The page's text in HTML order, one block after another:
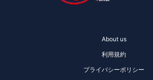
About us
利用規約
プライバシーポリシー